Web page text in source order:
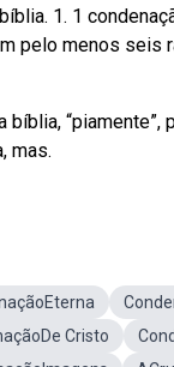
1. 1
pelo menos
mas.
Cristo